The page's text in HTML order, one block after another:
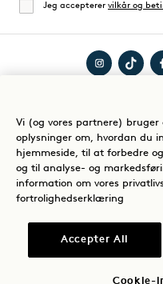
Enig
Jeg accepterer vilkår og
Hotels
på
Instagram
Hotels
på
TikTok
Vilkår
Meddelelse om
Vi (og vores partnere) bruger
oplysninger om, hvordan du
hjemmeside, til at forbedre
og til analyse- og
information om vores
fortrolighedserklæring
Accepter All
Cookie-